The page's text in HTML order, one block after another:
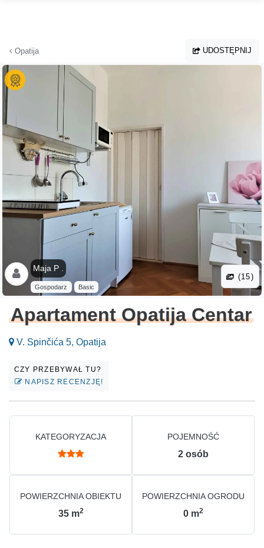
Opatija UDOSTĘPNIJ
Maja P .
Gospodarz Basic
(15)
Apartament Opatija Centar
V. Spinčića 5, Opatija
CZY PRZEBYWAŁ TU?
NAPISZ RECENZJĘ!
KATEGORYZACJA POJEMNOŚĆ
2 osób
POWIERZCHNIA OBIEKTU
35 m2
POWIERZCHNIA OGRODU
0 m2